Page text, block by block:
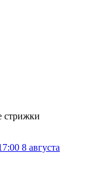
стрижки
8 августа